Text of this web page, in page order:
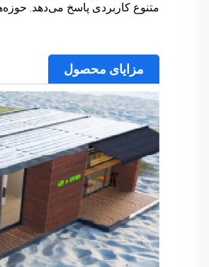
متنوع کاربردی پاسخ می‌دهد.
مزایای محصول